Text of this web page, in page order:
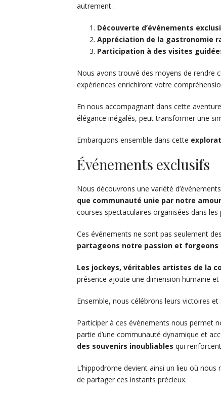
autrement :
Découverte d’événements
Appréciation de la gastronomie
Participation à des visites
Nous avons trouvé des moyens de rendre
expériences enrichiront votre
En nous accompagnant dans cette
élégance inégalés, peut transformer une
Embarquons ensemble dans cette
Événements exclusifs
Nous découvrons une variété
que communauté unie par notre
courses spectaculaires organisées dans
Ces événements ne sont pas seulement
partageons notre passion et forgeons
Les jockeys, véritables artistes de la
présence ajoute une dimension humaine
Ensemble, nous célébrons leurs victoires
Participer à ces événements nous permet
partie d’une communauté dynamique et
des souvenirs inoubliables qui
L’hippodrome devient ainsi un lieu où
de partager ces instants précieux.